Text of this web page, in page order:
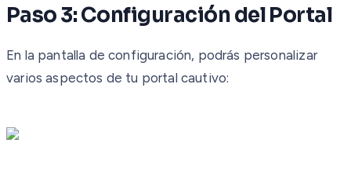
Paso 3: Configuración del Portal
En la pantalla de configuración, podrás personalizar
varios aspectos de tu portal cautivo: